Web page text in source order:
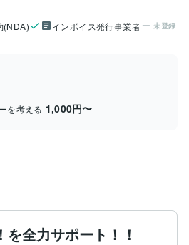
(NDA) インボイス発行事業者 未登録
を考える 1,000円〜
を全力サポート！！